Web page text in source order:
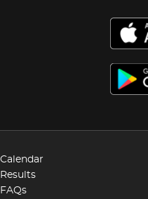
Calendar
Results
FAQs